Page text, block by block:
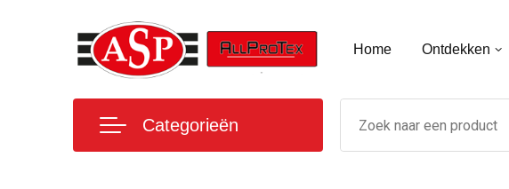
Home Ontdekken
Categorieën